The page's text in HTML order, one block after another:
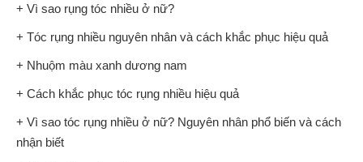
+ Vì sao rụng tóc nhiều ở nữ?
+ Tóc rụng nhiều nguyên nhân và cách khắc phục hiệu quả
+ Nhuộm màu xanh dương nam
+ Cách khắc phục tóc rụng nhiều hiệu quả
+ Vì sao tóc rụng nhiều ở nữ? Nguyên nhân phổ biến và cách
nhận biết